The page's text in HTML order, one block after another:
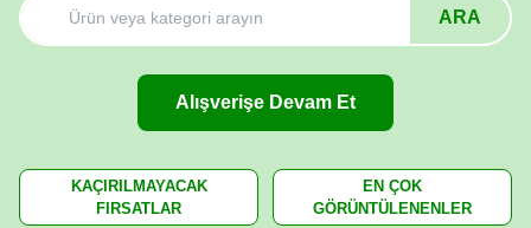
ARA
Alışverişe Devam Et
KAÇIRILMAYACAK
FIRSATLAR
EN ÇOK
GÖRÜNTÜLENENLER